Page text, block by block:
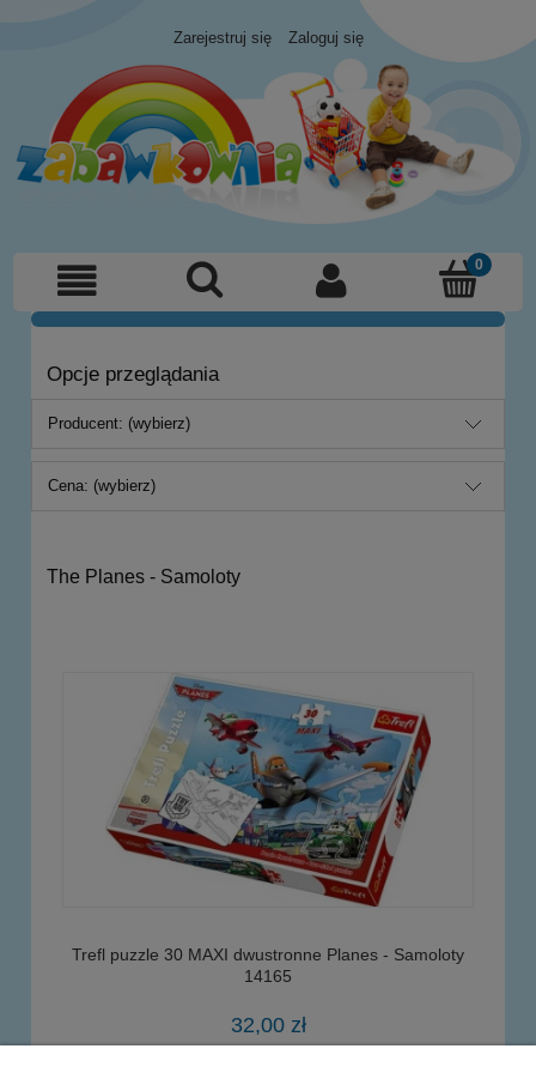
Zarejestruj się Zaloguj się
Opcje przeglądania
Producent: (wybierz)
Cena: (wybierz)
The Planes - Samoloty
Trefl puzzle 30 MAXI dwustronne Planes - Samoloty
14165
32,00 zł